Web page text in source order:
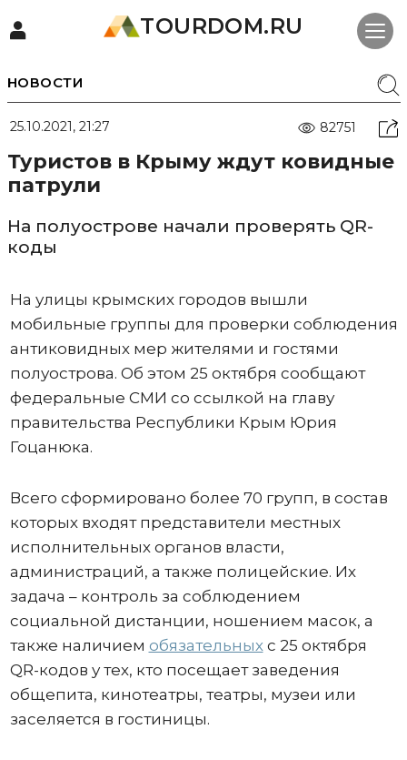
TOURDOM.RU
НОВОСТИ
25.10.2021, 21:27 82751
Туристов в Крыму ждут ковидные
патрули
На полуострове начали проверять QR-
коды
На улицы крымских городов вышли
мобильные группы для проверки соблюдения
антиковидных мер жителями и гостями
полуострова. Об этом 25 октября сообщают
федеральные СМИ со ссылкой на главу
правительства Республики Крым Юрия
Гоцанюка.
Всего сформировано более 70 групп, в состав
которых входят представители местных
исполнительных органов власти,
администраций, а также полицейские. Их
задача – контроль за соблюдением
социальной дистанции, ношением масок, а
также наличием обязательныхс 25 октября
QR-кодов у тех, кто посещает заведения
общепита, кинотеатры, театры, музеи или
заселяется в гостиницы.